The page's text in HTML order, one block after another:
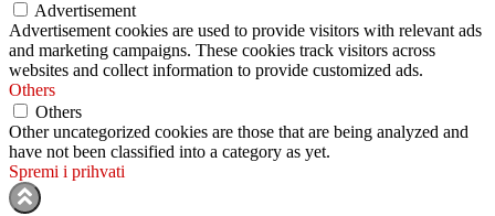
Advertisement
Advertisement cookies are used to provide visitors with relevant ads
and marketing campaigns. These cookies track visitors across
websites and collect information to provide customized ads.
Others
Others
Other uncategorized cookies are those that are being analyzed and
have not been classified into a category as yet.
Spremi i prihvati